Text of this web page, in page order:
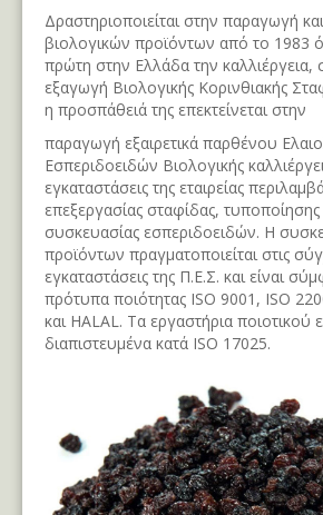
Δραστηριοποιείται στην παραγωγή
βιολογικών προϊόντων από το 1983
πρώτη στην Ελλάδα την καλλιέργεια,
εξαγωγή Βιολογικής Κορινθιακής
η προσπάθειά της επεκτείνεται στην
παραγωγή εξαιρετικά παρθένου
Εσπεριδοειδών Βιολογικής
εγκαταστάσεις της εταιρείας
επεξεργασίας σταφίδας,
συσκευασίας εσπεριδοειδών. Η
προϊόντων πραγματοποιείται στις
εγκαταστάσεις της Π.Ε.Σ. και είναι
πρότυπα ποιότητας ISO 9001, ISO
και HALAL. Τα εργαστήρια ποιοτικού
διαπιστευμένα κατά ISO 17025.